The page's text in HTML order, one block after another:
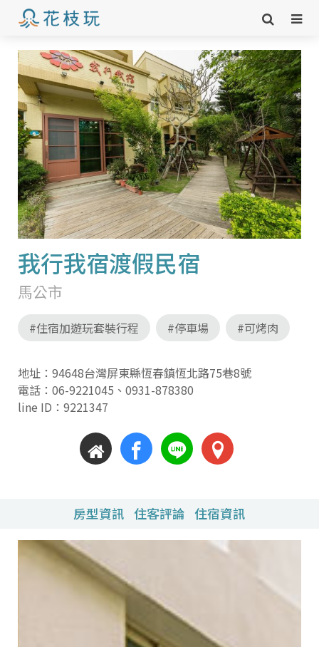
我行我宿渡假民宿
馬公市
#住宿加遊玩套裝行程 #停車場 #可烤肉
地址：94648台灣屏東縣恆春鎮恆北路75巷8號
電話： 06-9221045 、 0931-878380
line ID：9221347
房型資訊 住客評論 住宿資訊